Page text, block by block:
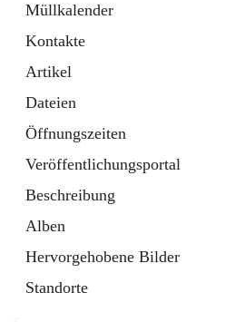
Müllkalender
Kontakte
Artikel
Dateien
Öffnungszeiten
Veröffentlichungsportal
Beschreibung
Alben
Hervorgehobene Bilder
Standorte
Tab
Formulare
Artikel
öffnet
in
neuem
Tab